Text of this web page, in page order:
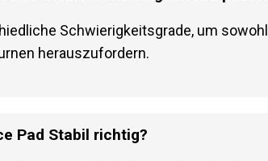
zu meinem Trainingsniveau passt?